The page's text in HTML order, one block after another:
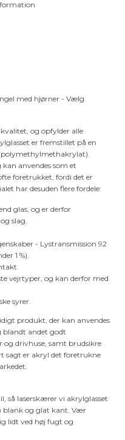
med hjørner - Vælg
og opfylder alle
er fremstillet på en
anvendes som et
foretrukket, fordi det er
har desuden flere fordele:
glas, og er derfor
slag.
- Lystransmission 92
1 %).
vejrtyper, og kan derfor med
syrer.
produkt, der kan anvendes
blandt andet godt
drivhuse, samt brudsikre
sagt er akryl det foretrukne
så laserskærer vi akrylglasset
blank og glat kant. Vær
lidt ved høj fugt og